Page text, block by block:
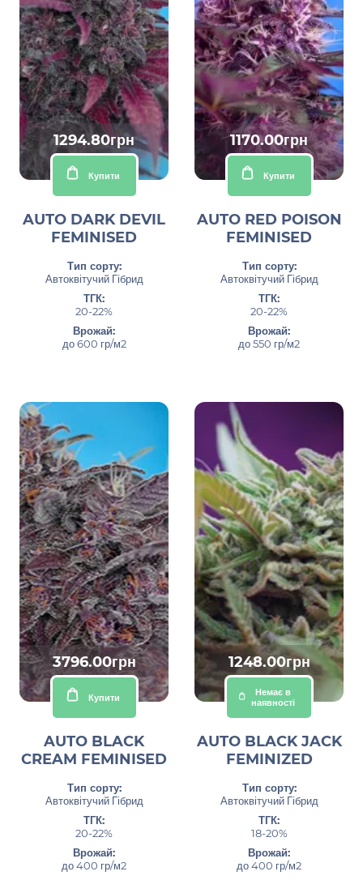
1294.80грн
Купити
AUTO DARK DEVIL
FEMINISED
Тип сорту:
Автоквітучий Гібрид
ТГК:
20-22%
Врожай:
до 600 гр/м2
1170.00грн
Купити
AUTO RED POISON
FEMINISED
Тип сорту:
Автоквітучий Гібрид
ТГК:
20-22%
Врожай:
до 550 гр/м2
3796.00грн
Купити
AUTO BLACK
CREAM FEMINISED
Тип сорту:
Автоквітучий Гібрид
ТГК:
20-22%
Врожай:
до 400 гр/м2
1248.00грн
Немає в
наявності
AUTO BLACK JACK
FEMINIZED
Тип сорту:
Автоквітучий Гібрид
ТГК:
18-20%
Врожай:
до 400 гр/м2